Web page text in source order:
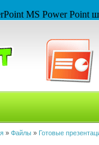
MS Power
» Файлы » Готовые